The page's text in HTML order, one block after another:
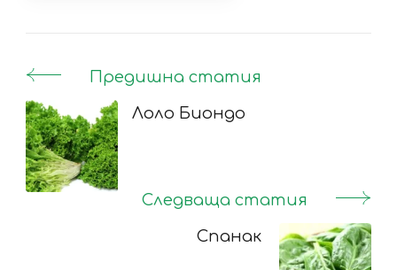
Post
Navigation
Предишна статия
Лоло Биондо
Следваща статия
Спанак